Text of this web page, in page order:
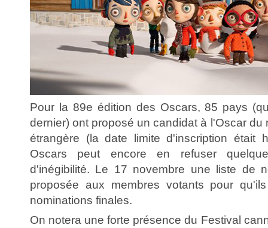
Pour la 89e édition des Oscars, 85 pays
dernier) ont proposé un candidat à l'Oscar du
étrangère (la date limite d'inscription était
Oscars peut encore en refuser
d'inégibilité. Le 17 novembre une liste de
proposée aux membres votants pour
nominations finales.
On notera une forte présence du Festival